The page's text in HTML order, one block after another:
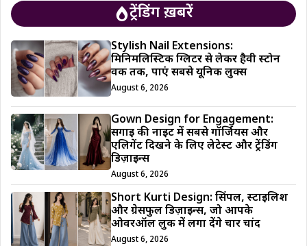
ट्रेंडिंग ख़बरें
Stylish Nail Extensions:
मिनिमलिस्टिक ग्लिटर से लेकर हैवी स्टोन
वर्क तक, पाएं सबसे यूनिक लुक्स
August 6, 2026
Gown Design for Engagement:
सगाई की नाइट में सबसे गॉर्जियस और
एलिगेंट दिखने के लिए लेटेस्ट और ट्रेंडिंग
डिज़ाइन्स
August 6, 2026
Short Kurti Design: सिंपल, स्टाइलिश
और ग्रेसफुल डिज़ाइन्स, जो आपके
ओवरऑल लुक में लगा देंगे चार चांद
August 6, 2026